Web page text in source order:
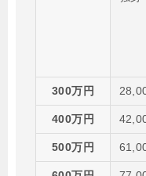
300万円
400万円
500万円